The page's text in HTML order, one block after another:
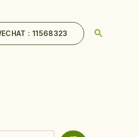
: 11568323 Search